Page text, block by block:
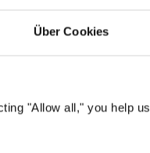
Über Cookies
"Allow all," you help us